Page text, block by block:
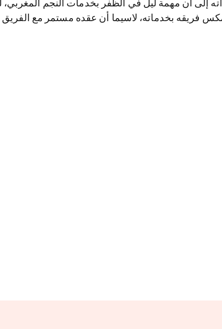
إلى أن مهمة ليل في الظفر بخدمات النجم
فريقه بخدماته، لاسيما أن عقده مستمر مع